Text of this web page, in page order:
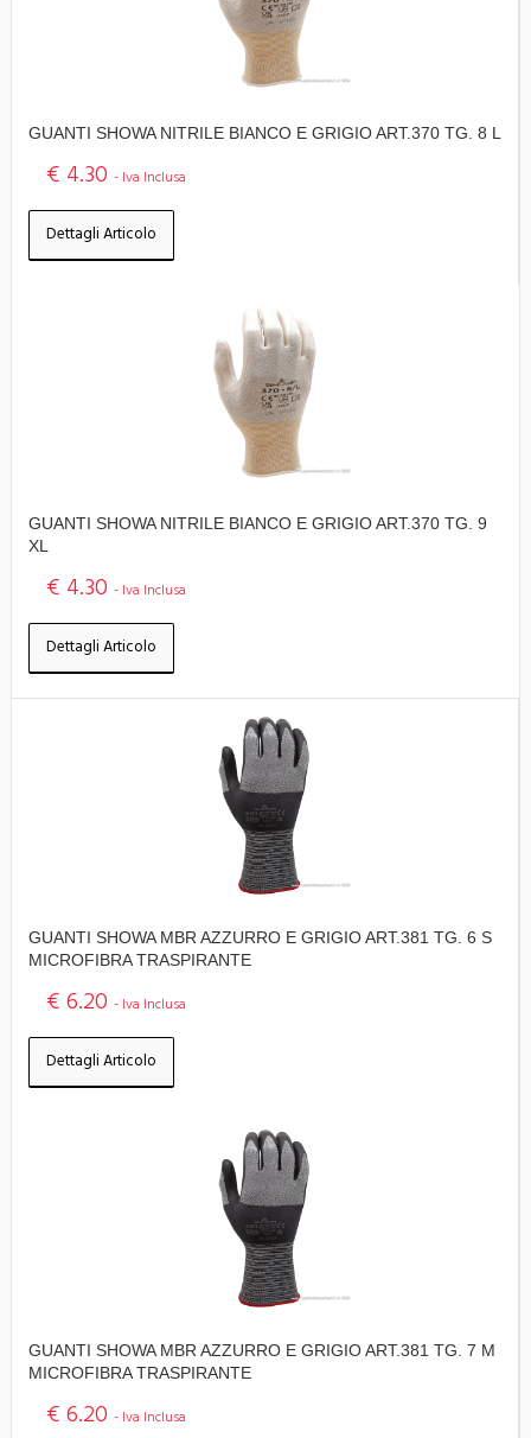
GUANTI SHOWA NITRILE BIANCO E GRIGIO ART.370 TG. 8 L
€ 4.30 - Iva Inclusa
Dettagli Articolo
GUANTI SHOWA NITRILE BIANCO E GRIGIO ART.370 TG. 9
XL
€ 4.30 - Iva Inclusa
Dettagli Articolo
GUANTI SHOWA MBR AZZURRO E GRIGIO ART.381 TG. 6 S
MICROFIBRA TRASPIRANTE
€ 6.20 - Iva Inclusa
Dettagli Articolo
GUANTI SHOWA MBR AZZURRO E GRIGIO ART.381 TG. 7 M
MICROFIBRA TRASPIRANTE
€ 6.20 - Iva Inclusa